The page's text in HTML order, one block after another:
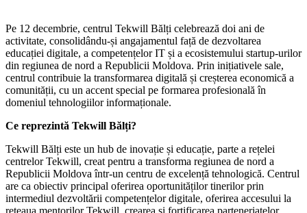
Pe 12 decembrie, centrul Tekwill Bălți celebrează doi ani de
activitate, consolidându-și angajamentul față de dezvoltarea
educației digitale, a competențelor IT și a ecosistemului startup-urilor
din regiunea de nord a Republicii Moldova. Prin inițiativele sale,
centrul contribuie la transformarea digitală și creșterea economică a
comunității, cu un accent special pe formarea profesională în
domeniul tehnologiilor informaționale.
Ce reprezintă Tekwill Bălți?
Tekwill Bălți este un hub de inovație și educație, parte a rețelei
centrelor Tekwill, creat pentru a transforma regiunea de nord a
Republicii Moldova într-un centru de excelență tehnologică. Centrul
are ca obiectiv principal oferirea oportunităților tinerilor prin
intermediul dezvoltării competențelor digitale, oferirea accesului la